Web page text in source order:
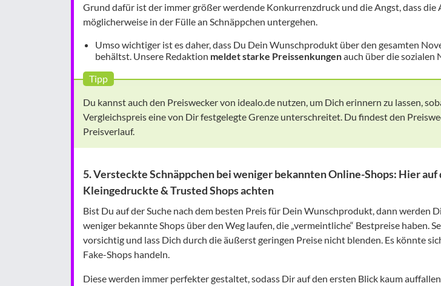
Grund dafür ist der immer größer werdende Konkurrenzdruck und die Angst, dass die
möglicherweise in der Fülle an Schnäppchen untergehen.
Umso wichtiger ist es daher, dass Du Dein Wunschprodukt über den gesamten
behältst. Unsere Redaktion meldet starke Preissenkungenauch über die sozialen
Tipp
Du kannst auch den Preiswecker von idealo.de nutzen, um Dich erinnern zu lassen,
Vergleichspreis eine von Dir festgelegte Grenze unterschreitet. Du findest den
Preisverlauf.
5. Versteckte Schnäppchen bei weniger bekannten Online-Shops: Hier auf
Kleingedruckte & Trusted Shops achten
Bist Du auf der Suche nach dem besten Preis für Dein Wunschprodukt, dann werden
weniger bekannte Shops über den Weg laufen, die „vermeintliche“ Bestpreise haben.
vorsichtig und lass Dich durch die äußerst geringen Preise nicht blenden. Es könnte
Fake-Shops handeln.
Diese werden immer perfekter gestaltet, sodass Dir auf den ersten Blick kaum